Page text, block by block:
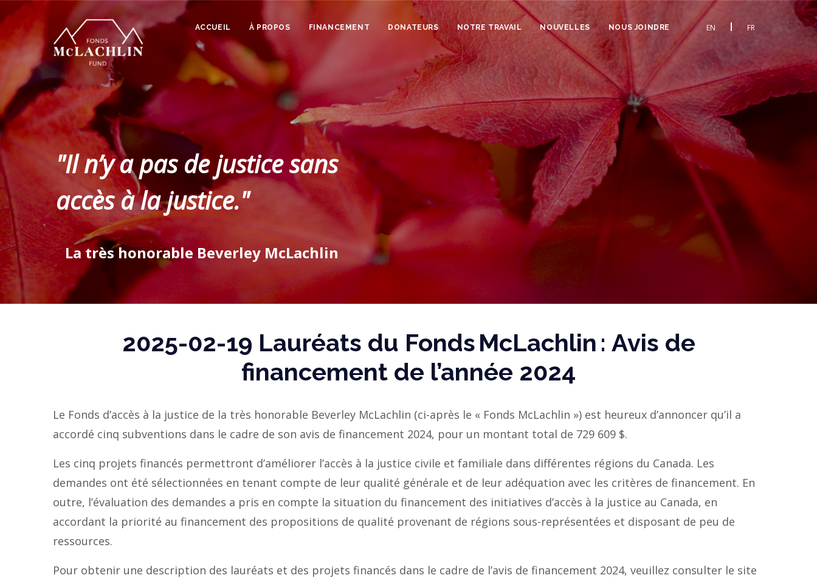
Aller
au
contenu
principal
EN FR
MAIN
ACCUEIL À PROPOS FINANCEMENT DONATEURS NOTRE TRAVAIL NOUVELLES NOUS JOINDRE
"Il n’y a pas de justice sans
accès à la justice."
La très honorable Beverley McLachlin
2025-02-19 Lauréats du Fonds McLachlin : Avis de
financement de l’année 2024
Le Fonds d’accès à la justice de la très honorable Beverley McLachlin (ci-après le « Fonds McLachlin ») est heureux d’annoncer qu’il a
accordé cinq subventions dans le cadre de son avis de financement 2024, pour un montant total de 729 609 $.
Les cinq projets financés permettront d’améliorer l’accès à la justice civile et familiale dans différentes régions du Canada. Les
demandes ont été sélectionnées en tenant compte de leur qualité générale et de leur adéquation avec les critères de financement. En
outre, l’évaluation des demandes a pris en compte la situation du financement des initiatives d’accès à la justice au Canada, en
accordant la priorité au financement des propositions de qualité provenant de régions sous-représentées et disposant de peu de
ressources.
Pour obtenir une description des lauréats et des projets financés dans le cadre de l’avis de financement 2024, veuillez consulter le site